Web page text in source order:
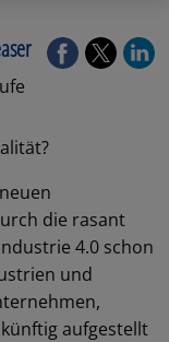
die rasant
4.0 schon
und
aufgestellt